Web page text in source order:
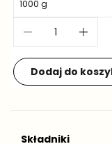
Składniki